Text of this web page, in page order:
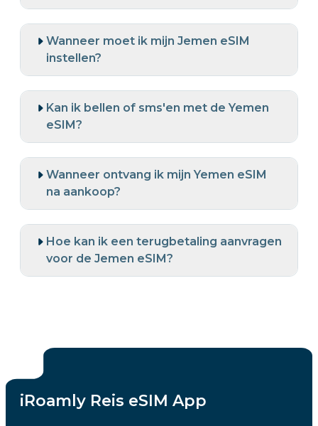
Wanneer moet ik mijn Jemen eSIM
instellen?
Kan ik bellen of sms'en met de Yemen
eSIM?
Wanneer ontvang ik mijn Yemen eSIM
na aankoop?
Hoe kan ik een terugbetaling aanvragen
voor de Jemen eSIM?
iRoamly Reis eSIM App